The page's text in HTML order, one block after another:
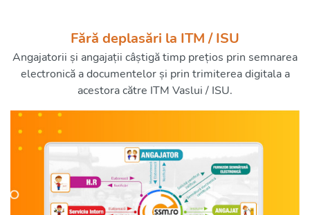
Fără deplasări la ITM / ISU
Angajatorii și angajații câștigă timp prețios prin semnarea
electronică a documentelor și prin trimiterea digitala a
acestora către ITM Vaslui / ISU.